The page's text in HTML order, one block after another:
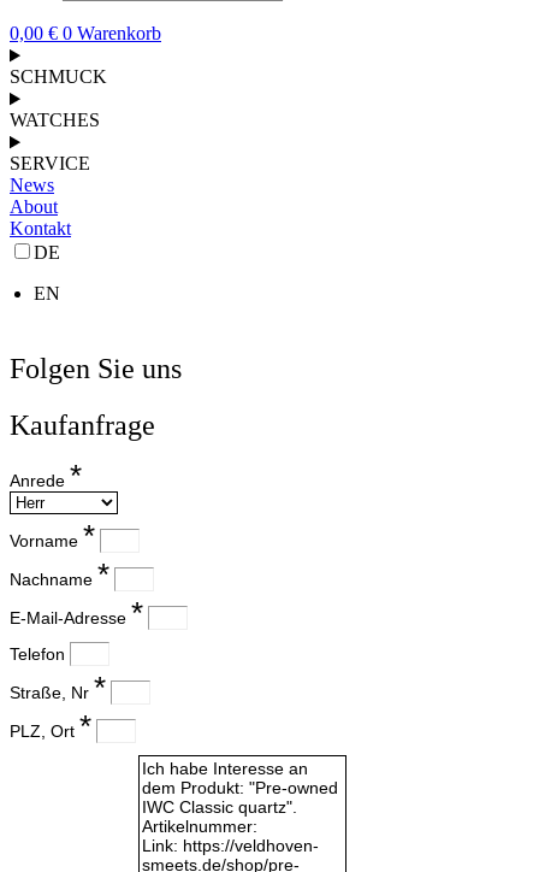
0,00 € 0 Warenkorb
SCHMUCK
WATCHES
SERVICE
News
About
Kontakt
DE
EN
Folgen Sie uns
Kaufanfrage
Anrede
Vorname
Nachname
E-Mail-Adresse
Telefon
Straße, Nr
PLZ, Ort